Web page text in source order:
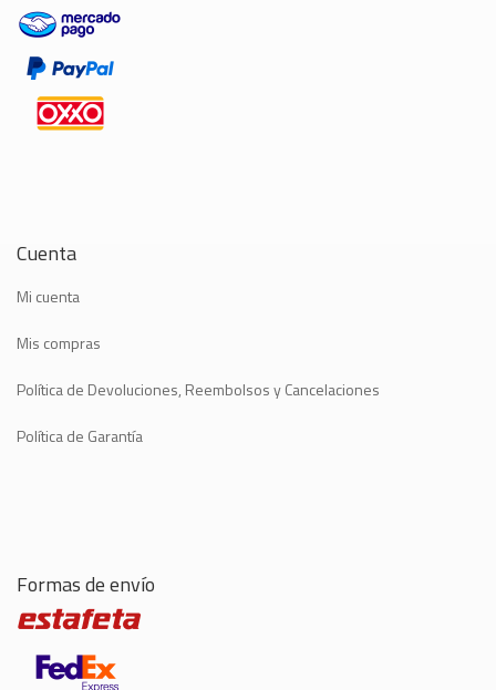
Cuenta
Mi cuenta
Mis compras
Política de Devoluciones, Reembolsos y Cancelaciones
Política de Garantía
Formas de envío